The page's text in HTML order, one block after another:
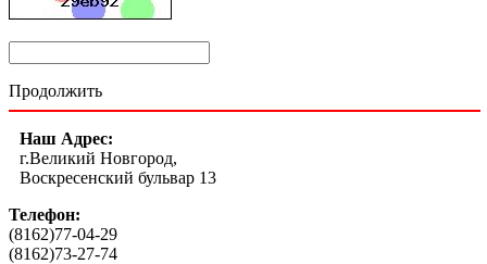
Продолжить
Наш Адрес:
г.Великий Новгород,
Воскресенский бульвар 13
Телефон:
(8162)77-04-29
(8162)73-27-74